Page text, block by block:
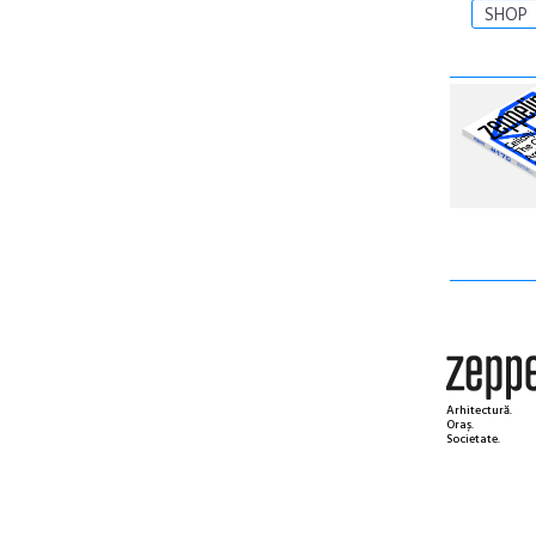
SHOP
Arhitectură.
Oraș.
Societate.